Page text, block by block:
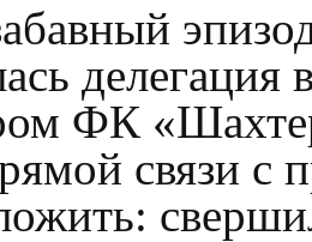
делегация
ФК
связи с